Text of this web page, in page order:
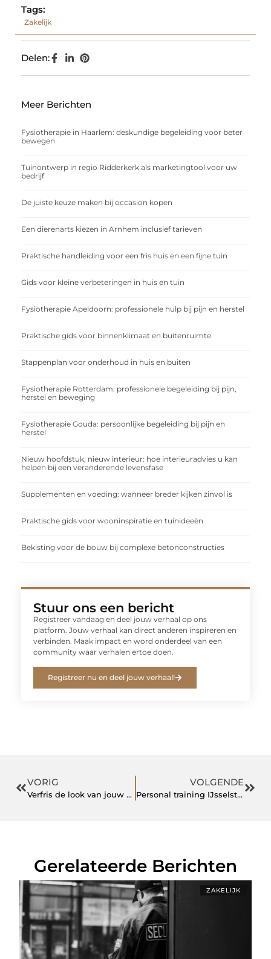
Tags:
Zakelijk
Delen:
Meer Berichten
Fysiotherapie in Haarlem: deskundige begeleiding voor beter
bewegen
Tuinontwerp in regio Ridderkerk als marketingtool voor uw
bedrijf
De juiste keuze maken bij occasion kopen
Een dierenarts kiezen in Arnhem inclusief tarieven
Praktische handleiding voor een fris huis en een fijne tuin
Gids voor kleine verbeteringen in huis en tuin
Fysiotherapie Apeldoorn: professionele hulp bij pijn en herstel
Praktische gids voor binnenklimaat en buitenruimte
Stappenplan voor onderhoud in huis en buiten
Fysiotherapie Rotterdam: professionele begeleiding bij pijn,
herstel en beweging
Fysiotherapie Gouda: persoonlijke begeleiding bij pijn en
herstel
Nieuw hoofdstuk, nieuw interieur: hoe interieuradvies u kan
helpen bij een veranderende levensfase
Supplementen en voeding: wanneer breder kijken zinvol is
Praktische gids voor wooninspiratie en tuinideeën
Bekisting voor de bouw bij complexe betonconstructies
Stuur ons een bericht
Registreer vandaag en deel jouw verhaal op ons
platform. Jouw verhaal kan direct anderen inspireren en
verbinden. Maak impact en word onderdeel van een
community waar verhalen ertoe doen.
Registreer nu en deel jouw verhaal!
VORIG
Verfris de look van jouw huis als stukadoor delft
VOLGENDE
Personal training IJsselstein
Gerelateerde Berichten
ZAKELIJK